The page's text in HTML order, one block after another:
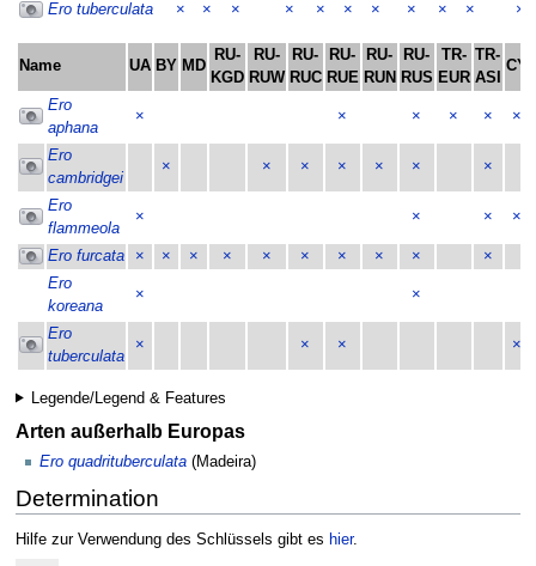
Ero tuberculata × × × × × × × × × × ×
Name UA BY MD
RU-
KGD
RU-
RUW
RU-
RUC
RU-
RUE
RU-
RUN
RU-
RUS
TR-
EUR
TR-
ASI
CY
Ero
aphana
× × × × × ×
Ero
cambridgei
× × × × × × ×
Ero
flammeola
× × × ×
Ero furcata × × × × × × × × ×
×
Ero
koreana
× ×
Ero
tuberculata
× × × ×
Legende/Legend & Features
Arten außerhalb Europas
Ero quadrituberculata (Madeira)
Determination
Hilfe zur Verwendung des Schlüssels gibt es hier.